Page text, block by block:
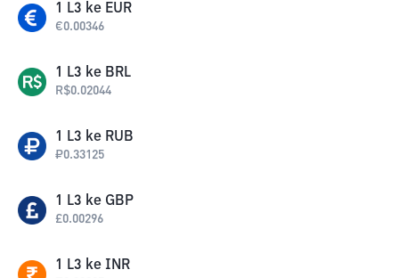
1 L3 ke EUR
€0.00346
1 L3 ke BRL
R$0.02044
1 L3 ke RUB
₽0.33125
1 L3 ke GBP
£0.00296
1 L3 ke INR